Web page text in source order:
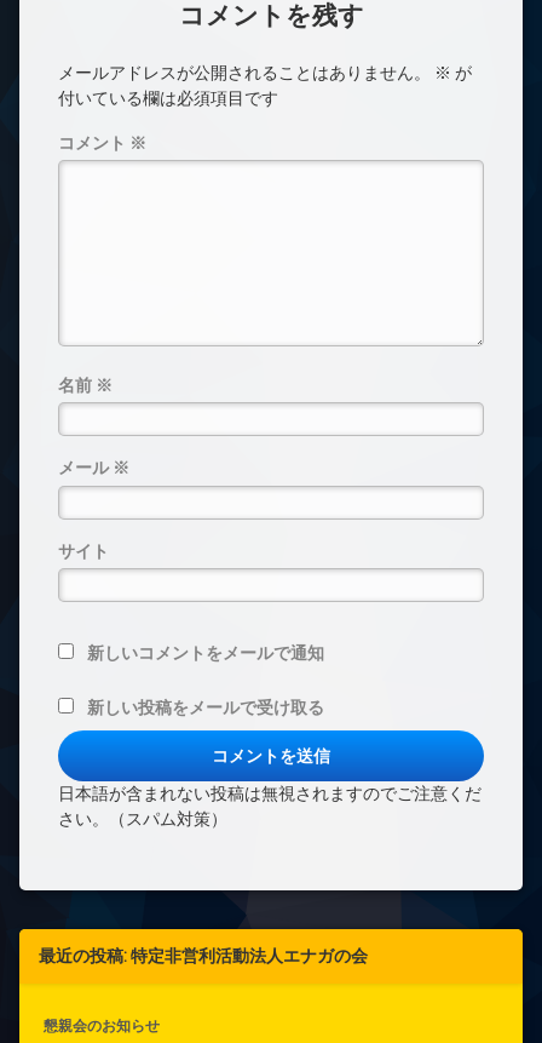
コメントを残す
メールアドレスが公開されることはありません。 ※ が
付いている欄は必須項目です
コメント ※
名前 ※
メール ※
サイト
新しいコメントをメールで通知
新しい投稿をメールで受け取る
日本語が含まれない投稿は無視されますのでご注意くだ
さい。（スパム対策）
最近の投稿: 特定非営利活動法人エナガの会
懇親会のお知らせ